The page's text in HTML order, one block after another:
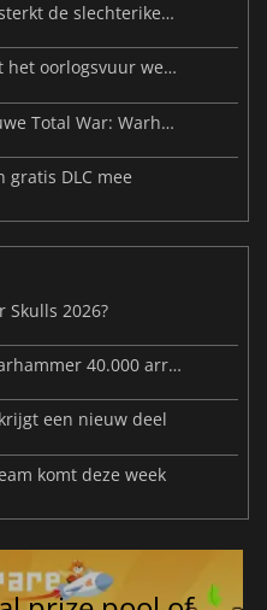
Total War: Warhammer III versterkt de slechteriken met Omens of Destruction
Thrones of Decay DLC wakkert het oorlogsvuur weer aan in Total War: Warhammer III
Shadows of Change is de nieuwe Total War: Warhammer III DLC
gratis DLC mee
Skulls 2026?
De grimmige toekomst van Warhammer 40.000 arriveert in Total War-serie
een nieuw deel
komt deze week